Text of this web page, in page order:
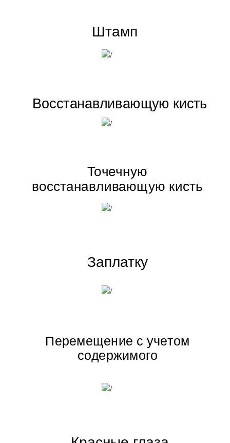
Штамп
Точечную
восстанавливающую кисть
Восстанавливающую кисть
Заплатку
Перемещение с учетом
содержимого